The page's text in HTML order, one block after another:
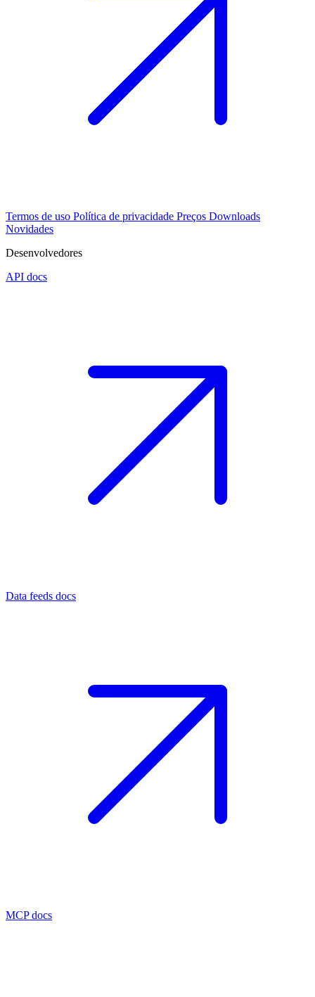
Termos de uso Política de privacidade Preços Downloads
Novidades
Desenvolvedores
API docs
Data feeds docs
MCP docs